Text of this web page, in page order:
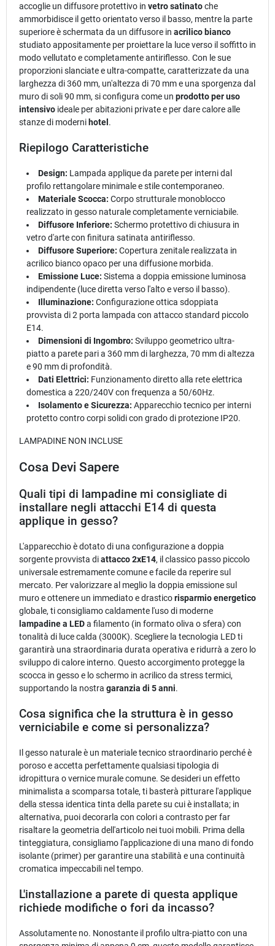
accoglie un diffusore protettivo in vetro satinatoche
ammorbidisce il getto orientato verso il basso, mentre la parte
superiore è schermata da un diffusore in acrilico bianco
studiato appositamente per proiettare la luce verso il soffitto in
modo vellutato e completamente antiriflesso. Con le sue
proporzioni slanciate e ultra-compatte, caratterizzate da una
larghezza di 360 mm, un'altezza di 70 mm e una sporgenza dal
muro di soli 90 mm, si configura come un prodotto per uso
intensivo ideale per abitazioni private e per dare calore alle
stanze di moderni hotel .
Riepilogo Caratteristiche
Design: Lampada applique da parete per interni dal
profilo rettangolare minimale e stile contemporaneo.
Materiale Scocca: Corpo strutturale monoblocco
realizzato in gesso naturale completamente verniciabile.
Diffusore Inferiore: Schermo protettivo di chiusura in
vetro d'arte con finitura satinata antiriflesso.
Diffusore Superiore: Copertura zenitale realizzata in
acrilico bianco opaco per una diffusione morbida.
Emissione Luce: Sistema a doppia emissione luminosa
indipendente (luce diretta verso l'alto e verso il basso).
Illuminazione: Configurazione ottica sdoppiata
provvista di 2 porta lampada con attacco standard piccolo
E14.
Dimensioni di Ingombro: Sviluppo geometrico ultra-
piatto a parete pari a 360 mm di larghezza, 70 mm di altezza
e 90 mm di profondità.
Dati Elettrici: Funzionamento diretto alla rete elettrica
domestica a 220/240V con frequenza a 50/60Hz.
Isolamento e Sicurezza: Apparecchio tecnico per interni
protetto contro corpi solidi con grado di protezione IP20.
LAMPADINE NON INCLUSE
Cosa Devi Sapere
Quali tipi di lampadine mi consigliate di
installare negli attacchi E14 di questa
applique in gesso?
L'apparecchio è dotato di una configurazione a doppia
sorgente provvista diattacco 2xE14, il classico passo piccolo
universale estremamente comune e facile da reperire sul
mercato. Per valorizzare al meglio la doppia emissione sul
muro e ottenere un immediato e drasticorisparmio energetico
globale, ti consigliamo caldamente l'uso di moderne
lampadine a LEDa filamento (in formato oliva o sfera) con
tonalità di luce calda (3000K). Scegliere la tecnologia LED ti
garantirà una straordinaria durata operativa e ridurrà a zero lo
sviluppo di calore interno. Questo accorgimento protegge la
scocca in gesso e lo schermo in acrilico da stress termici,
supportando la nostra garanzia di 5 anni.
Cosa significa che la struttura è in gesso
verniciabile e come si personalizza?
Il gesso naturale è un materiale tecnico straordinario perché è
poroso e accetta perfettamente qualsiasi tipologia di
idropittura o vernice murale comune. Se desideri un effetto
minimalista a scomparsa totale, ti basterà pitturare l'applique
della stessa identica tinta della parete su cui è installata; in
alternativa, puoi decorarla con colori a contrasto per far
risaltare la geometria dell'articolo nei tuoi mobili. Prima della
tinteggiatura, consigliamo l'applicazione di una mano di fondo
isolante (primer) per garantire una stabilità e una continuità
cromatica impeccabili nel tempo.
L'installazione a parete di questa applique
richiede modifiche o fori da incasso?
Assolutamente no. Nonostante il profilo ultra-piatto con una